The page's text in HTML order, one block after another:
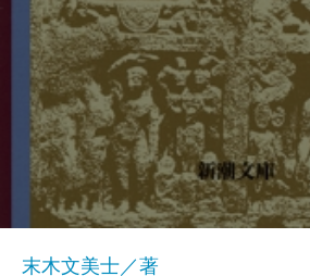
末木文美士／著